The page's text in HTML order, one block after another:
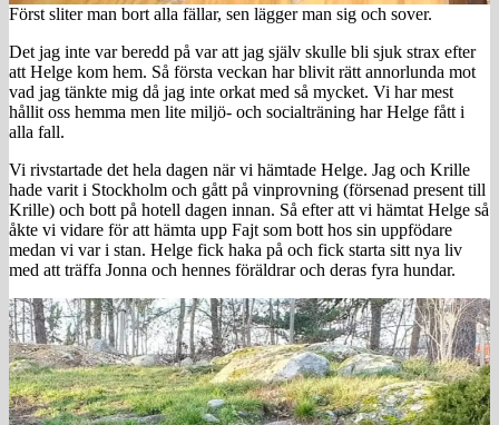
Först sliter man bort alla fällar, sen lägger man sig och sover.
Det jag inte var beredd på var att jag själv skulle bli sjuk strax efter
att Helge kom hem. Så första veckan har blivit rätt annorlunda mot
vad jag tänkte mig då jag inte orkat med så mycket. Vi har mest
hållit oss hemma men lite miljö- och socialträning har Helge fått i
alla fall.
Vi rivstartade det hela dagen när vi hämtade Helge. Jag och Krille
hade varit i Stockholm och gått på vinprovning (försenad present till
Krille) och bott på hotell dagen innan. Så efter att vi hämtat Helge så
åkte vi vidare för att hämta upp Fajt som bott hos sin uppfödare
medan vi var i stan. Helge fick haka på och fick starta sitt nya liv
med att träffa Jonna och hennes föräldrar och deras fyra hundar.